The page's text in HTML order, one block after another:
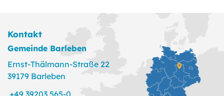
Kontakt
Gemeinde Barleben
Ernst-Thälmann-Straße 22
39179 Barleben
+49 39203 565-0